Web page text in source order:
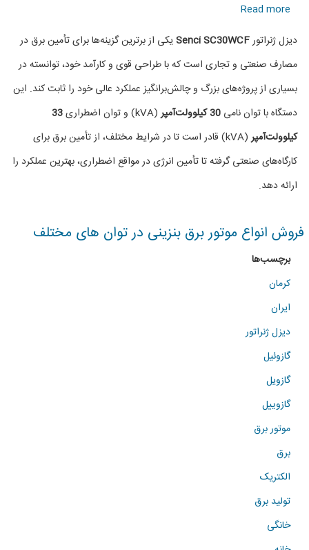
Read more
about
دیزل
ژنراتور
Senci
مدل
SC30WCF
با
دیزل ژنراتورSenci SC30WCFیکی از برترین گزینه‌ها برای تأمین برق در
مصارف صنعتی و تجاری است که با طراحی قوی و کارآمد خود، توانسته در
بسیاری از پروژه‌های بزرگ و چالش‌برانگیز عملکرد عالی خود را ثابت کند. این
دستگاه با توان نامی 30 کیلوولت‌آمپر (kVA) و توان اضطراری
33
کیلوولت‌آمپر
(kVA) قادر است تا در شرایط مختلف، از تأمین برق برای
کارگاه‌های صنعتی گرفته تا تأمین انرژی در مواقع اضطراری، بهترین عملکرد را
ارائه دهد.
فروش انواع موتور برق بنزینی در توان های مختلف
برچسب‌ها
کرمان
ایران
دیزل ژنراتور
گازوئیل
گازویل
گازوییل
موتور برق
برق
الکتریک
تولید برق
خانگی